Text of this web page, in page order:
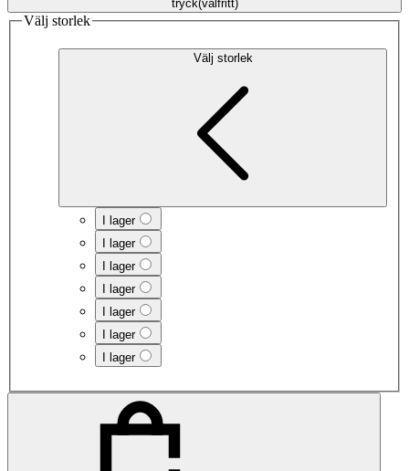
tryck(valfritt)
Välj storlek
Välj storlek
I lager
I lager
I lager
I lager
I lager
I lager
I lager